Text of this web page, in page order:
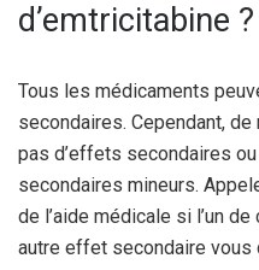
d’emtricitabine ?
Tous les médicaments
secondaires. Cependant,
pas d’effets secondaires
secondaires mineurs.
de l’aide médicale si l’un
autre effet secondaire vous